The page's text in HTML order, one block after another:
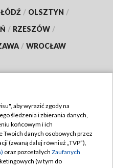
ŁÓDŹ / OLSZTYN /
/ RZESZÓW /
/ WROCŁAW
TVP
aby wyrazić zgody na
śledzenia i zbierania danych,
końcowym i ich
danych osobowych przez
(zwaną dalej również „TVP”),
oraz pozostałych Zaufanych
(w tym do